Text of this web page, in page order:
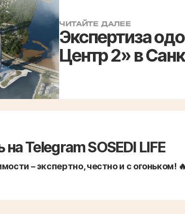
ЧИТАЙТЕ ДАЛЕЕ
Экспертиза
Центр 2» в
Telegram SOSEDI LIFE
– экспертно, честно и с огоньком!